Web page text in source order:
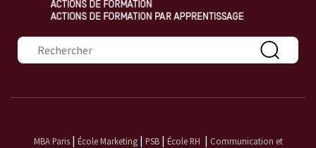
Formulaire de recherche
MBA Paris| École Marketing| PSB| École RH | Communication et